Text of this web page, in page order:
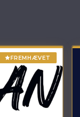
FREMHÆVET